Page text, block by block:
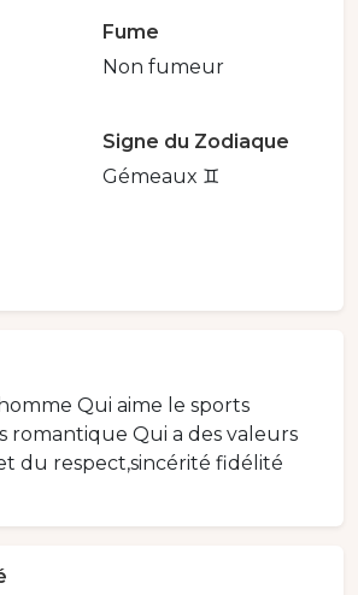
Fume
Non fumeur
Signe du Zodiaque
Gémeaux ♊️
Qui aime le sports
romantique Qui a des valeurs
du respect,sincérité fidélité